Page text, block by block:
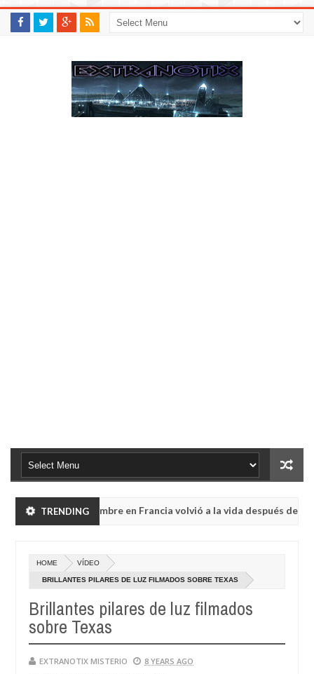
TRENDING
con Dios: Hombre en Francia volvió a la vida después de 6
con Dios: Hombre en Francia volvió a la vida después de 6
de la región de Kemerovo.
HOME VÍDEO
BRILLANTES PILARES DE LUZ FILMADOS SOBRE TEXAS
Brillantes pilares de luz filmados
sobre Texas
EXTRANOTIX MISTERIO
8 YEARS AGO